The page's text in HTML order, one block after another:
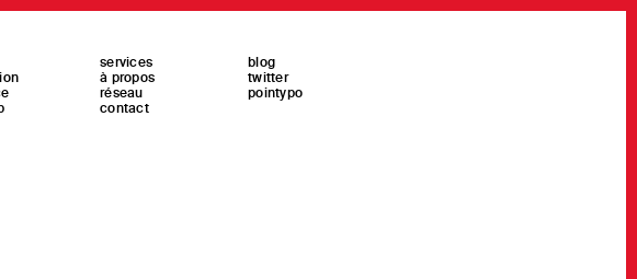
services
à propos
réseau
contact
blog
twitter
pointypo